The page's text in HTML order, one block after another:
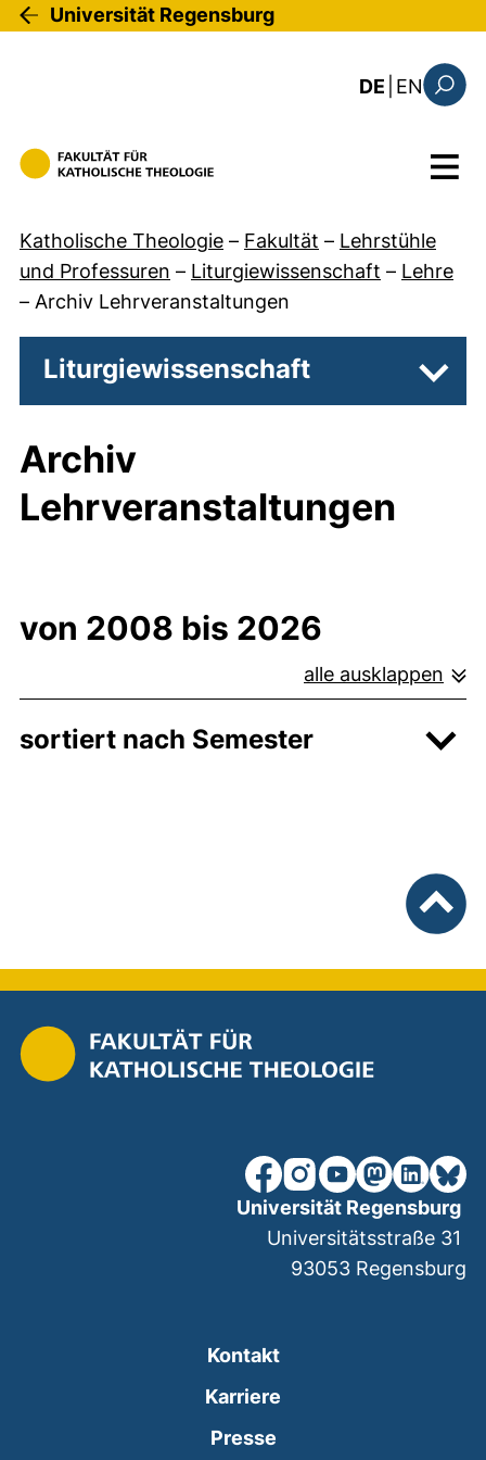
Direkt zum Inhalt
Universität Regensburg
DE EN: the
Menü
Katholische Theologie – Fakultät – Lehrstühle
und Professuren – Liturgiewissenschaft – Lehre
– Archiv Lehrveranstaltungen
Liturgiewissenschaft
Archiv
Lehrveranstaltungen
von 2008 bis 2026
alle ausklappen
sortiert nach Semester
unsere Facebook-Seite
unsere Instagram-
unsere YouTube-
unsereunsere
Kontakt
Karriere
Presse
Universität Regensburg
Universitätsstraße 31
93053 Regensburg